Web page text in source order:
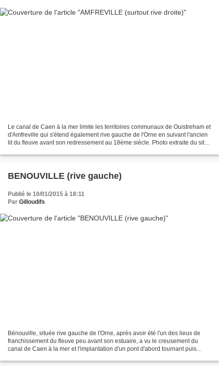
Le canal de Caen à la mer limite les territoires communaux de Ouistreham et
d'Amfreville qui s'étend également rive gauche de l'Orne en suivant l'ancien
lit du fleuve avant son redressement au 18ème siècle. Photo extraite du site
damfreville/...
BENOUVILLE (rive gauche)
Publié le 10/01/2015 à 18:11
Par Gilloudifs
Bénouville, située rive gauche de l'Orne, après avoir été l'un des lieux de
franchissement du fleuve peu avant son estuaire, a vu le creusement du
canal de Caen à la mer et l'implantation d'un pont d'abord tournant puis